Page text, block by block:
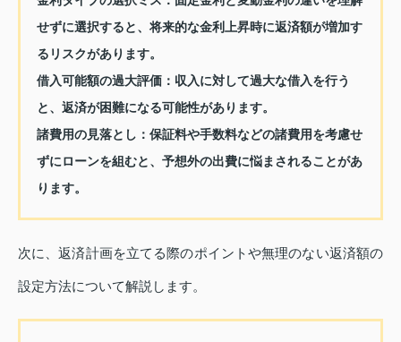
せずに選択すると、将来的な金利上昇時に返済額が増加す
るリスクがあります。
借入可能額の過大評価：収入に対して過大な借入を行う
と、返済が困難になる可能性があります。
諸費用の見落とし ：保証料や手数料などの諸費用を考慮せ
ずにローンを組むと、予想外の出費に悩まされることがあ
ります。
次に、返済計画を立てる際のポイントや無理のない返済額の
設定方法について解説します。